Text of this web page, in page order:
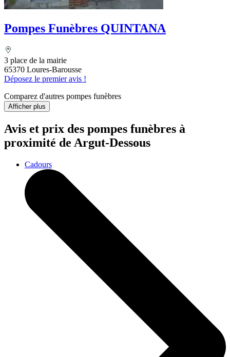
Pompes Funèbres QUINTANA
3 place de la mairie
65370 Loures-Barousse
Déposez le premier avis !
Comparez d'autres pompes funèbres
Afficher plus
Avis et prix des pompes funèbres à
proximité de Argut-Dessous
Cadours